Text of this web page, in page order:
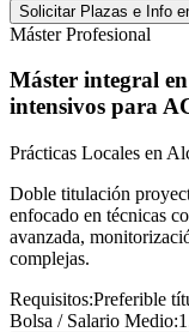
Solicitar Plazas e Info
Máster Profesional
Máster integral
intensivos para
Prácticas Locales en
Doble titulación
enfocado en técnicas
avanzada,
complejas.
Requisitos:Preferible
Bolsa / Salario Medio: